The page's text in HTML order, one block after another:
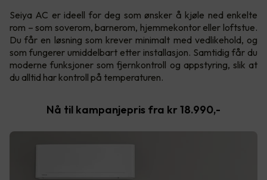
Seiya AC er ideell for deg som ønsker å kjøle ned enkelte
rom – som soverom, barnerom, hjemmekontor eller loftstue.
Du får en løsning som krever minimalt med vedlikehold, og
som fungerer umiddelbart etter installasjon. Samtidig får du
moderne funksjoner som fjernkontroll og appstyring, slik at
du alltid har kontroll på temperaturen.
Nå til kampanjepris fra kr 18.990,-